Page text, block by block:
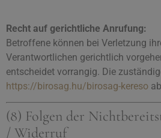
Recht auf gerichtliche Anrufung:
Betroffene können bei Verletzung
Verantwortlichen gerichtlich
entscheidet vorrangig. Die
https://birosag.hu/birosag-kereso
(8) Folgen der
/ Widerruf